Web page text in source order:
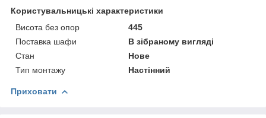
Користувальницькі характеристики
Висота без опор
445
Поставка шафи
В зібраному вигляді
Стан
Нове
Тип монтажу
Настінний
Приховати